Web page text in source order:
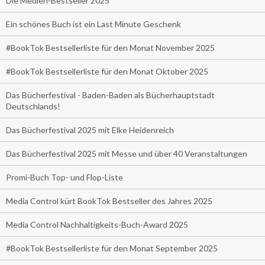
Ein schönes Buch ist ein Last Minute Geschenk
#BookTok Bestsellerliste für den Monat November 2025
#BookTok Bestsellerliste für den Monat Oktober 2025
Das Bücherfestival - Baden-Baden als Bücherhauptstadt
Deutschlands!
Das Bücherfestival 2025 mit Elke Heidenreich
Das Bücherfestival 2025 mit Messe und über 40 Veranstaltungen
Promi-Buch Top- und Flop-Liste
Media Control kürt BookTok Bestseller des Jahres 2025
Media Control Nachhaltigkeits-Buch-Award 2025
#BookTok Bestsellerliste für den Monat September 2025